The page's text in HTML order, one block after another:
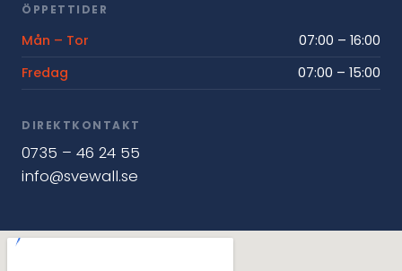
ÖPPETTIDER
Mån – Tor
07:00 – 16:00
Fredag
07:00 – 15:00
DIREKTKONTAKT
0735 – 46 24 55
info@svewall.se